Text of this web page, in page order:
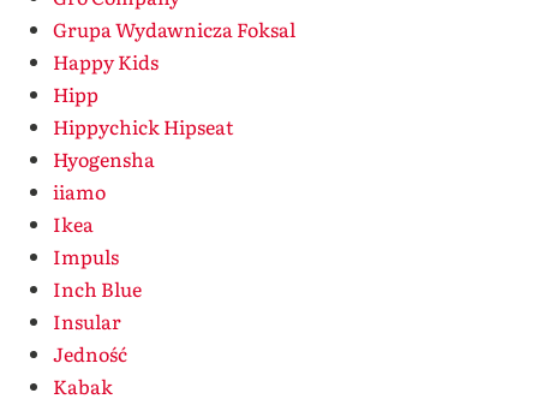
Grupa Wydawnicza Foksal
Happy Kids
Hipp
Hippychick Hipseat
Hyogensha
iiamo
Ikea
Impuls
Inch Blue
Insular
Jedność
Kabak